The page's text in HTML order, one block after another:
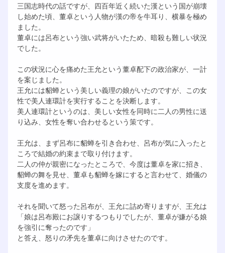
三国志時代の話ですが、四百年近く続いた漢という国が崩壊
し始めた頃、董卓という人物が漢の帝を牛耳り、横暴を極め
ました。
董卓には呂布という強い武将がいたため、暗殺も難しい状況
でした。
この状況に心を痛めた王允という董卓配下の政治家が、一計
を案じました。
王允には貂蝉という美しい義理の娘がいたのですが、この女
性で美人連環計を実行することを決断します。
美人連環計というのは、美しい女性を同時に二人の男性に送
り込み、女性を奪い合わせるという策です。
王允は、まず呂布に貂蝉を引き合わせ、呂布が気に入ったと
ころで結婚の約束まで取り付けます。
二人の仲が親密になったところで、今度は董卓を家に招き、
貂蝉の舞を見せ、董卓も貂蝉を嫁にすると言わせて、婚儀の
支度を進めます。
それを聞いて怒った呂布が、王允に詰め寄りますが、王允は
「娘は呂布殿にお譲りするつもりでしたが、董卓が嫌がる娘
を強引に奪ったのです」
と答え、怒りの矛先を董卓に向けさせたのです。